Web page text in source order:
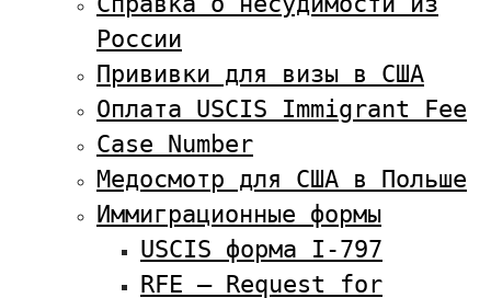
России
Прививки для визы в США
Оплата USCIS Immigrant Fee
Case Number
Медосмотр для США в Польше
Иммиграционные формы
USCIS форма I-797
RFE — Request for